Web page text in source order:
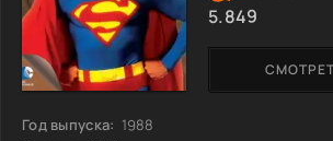
Год выпуска: 1988
5.849